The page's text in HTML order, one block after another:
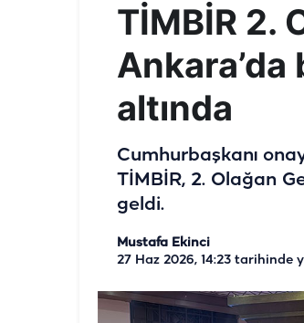
TİMBİR 2.
Ankara’da
altında
Cumhurbaşkanı
TİMBİR, 2. Olağan
geldi.
Mustafa Ekinci
27 Haz 2026, 14:23 tarihinde